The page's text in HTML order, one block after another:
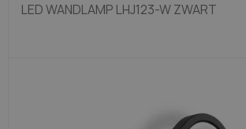
LED WANDLAMP LHJ123-W ZWART